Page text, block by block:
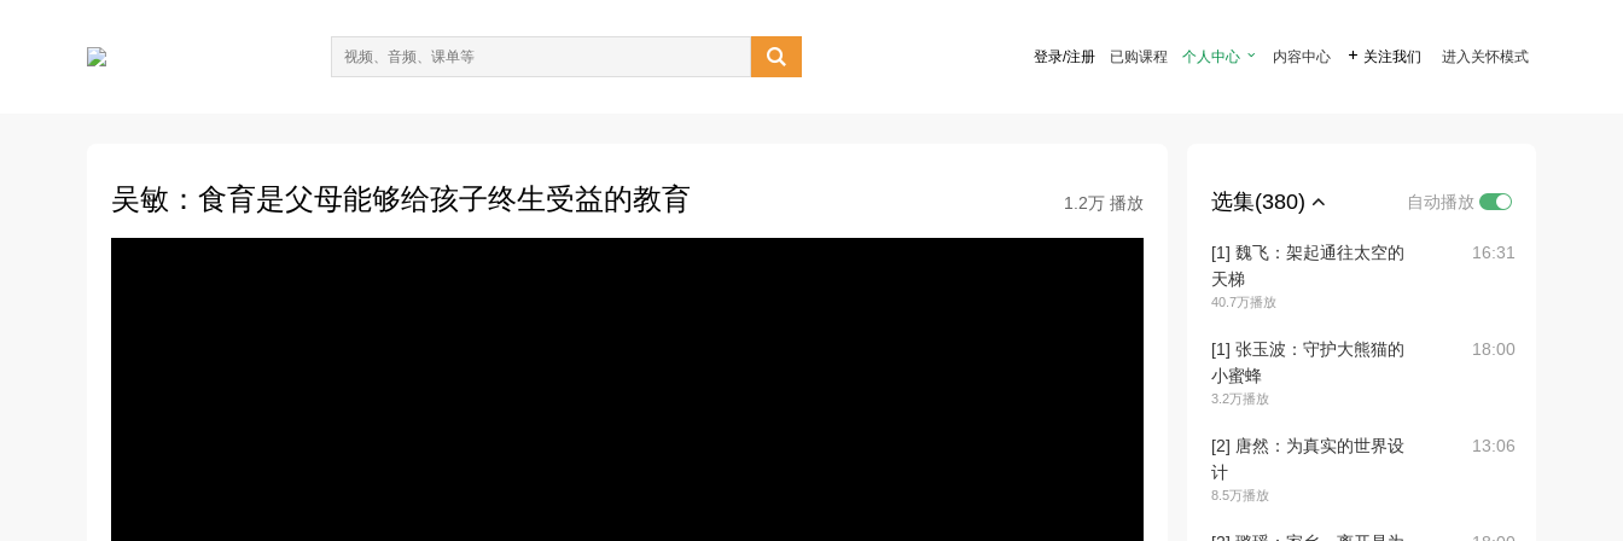
 登录/注册 已购课程 个人中心  内容中心  关注我们 进入关怀模式
吴敏：食育是父母能够给孩子终生受益的教育 1.2万 播放 选集(380) 自动播放
[1] 魏飞：架起通往太空的
天梯
40.7万播放
16:31
[1] 张玉波：守护大熊猫的
小蜜蜂
3.2万播放
18:00
[2] 唐然：为真实的世界设
计
8.5万播放
13:06